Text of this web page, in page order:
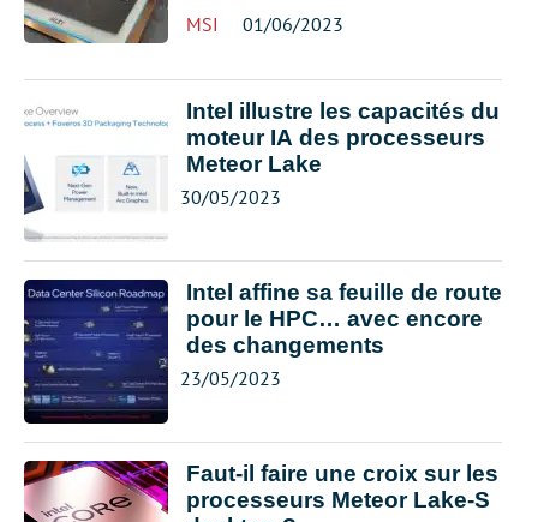
MSI 01/06/2023
Intel illustre les capacités du
moteur IA des processeurs
Meteor Lake
30/05/2023
Intel affine sa feuille de route
pour le HPC… avec encore
des changements
23/05/2023
Faut-il faire une croix sur les
processeurs Meteor Lake-S